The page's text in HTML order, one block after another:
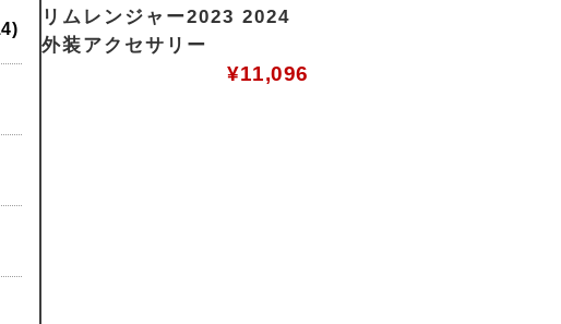
リムレンジャー2023 2024
外装アクセサリー
¥11,096